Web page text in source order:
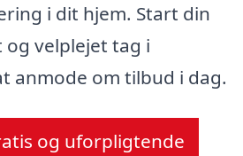
i dit hjem. Start din
velplejet tag i
anmode om tilbud i dag.
og uforpligtende